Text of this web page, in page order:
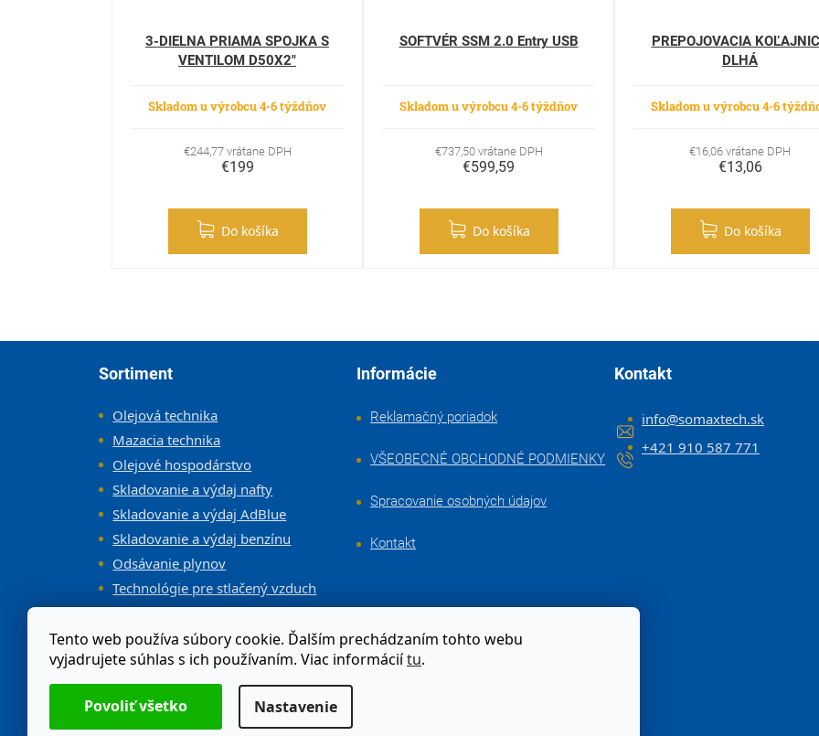
Tento web používa súbory cookie. Ďalším prechádzaním tohto webu
vyjadrujete súhlas s ich používaním. Viac informáciítu.
Nastavenie
3-DIELNA PRIAMA SPOJKA S
VENTILOM D50X2"
Skladom u výrobcu 4-6 týždňov
€244,77 vrátane DPH
€199
Do košíka
SOFTVÉR SSM 2.0 Entry USB
Skladom u výrobcu 4-6 týždňov
€737,50 vrátane DPH
€599,59
Do košíka
PREPOJOVACIA
DLHÁ
Skladom u výrobcu 4-6
€16,06 vrátane DPH
€13,06
Do košíka
Sortiment
Olejová technika
Mazacia technika
Olejové hospodárstvo
Skladovanie a výdaj nafty
Skladovanie a výdaj AdBlue
Skladovanie a výdaj benzínu
Odsávanie plynov
Technológie pre stlačený vzduch
Vybavenie dielne a servisov
Informácie
Reklamačný poriadok
VŠEOBECNÉ OBCHODNÉ PODMIENKY
Spracovanie osobných údajov
Kontakt
Kontakt
info@somaxtech.sk
+421 910 587 771
Odstúpenie od zmluvy